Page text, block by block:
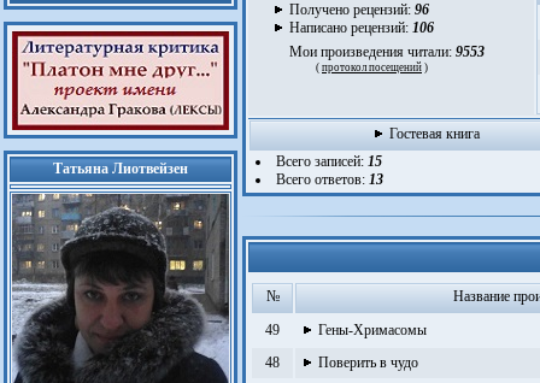
Татьяна Лиотвейзен
Получено рецензий: 96
Написано рецензий: 106
Мои произведения читали: 9553
( протокол посещений )
Гостевая книга
Всего записей: 15
Всего ответов: 13
№
Название
49
Гены-Хримасомы
48
Поверить в чудо